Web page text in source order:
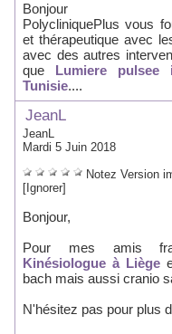
Bonjour
PolycliniquePlus vous
et thérapeutique avec
avec des autres
que Lumiere pulsee
Tunisie....
JeanL
JeanL
Mardi 5 Juin 2018
Notez Version
[Ignorer]
Bonjour,
Pour mes amis
Kinésiologue à Liège
bach mais aussi cranio
N'hésitez pas pour plus